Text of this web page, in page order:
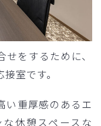
をするために、
室です。
い重厚感のあるエ
休憩スペースな